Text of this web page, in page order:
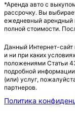
*Аренда авто с
рассрочку. Вы
ежедневный арендный
полной стоимости.
Данный Интернет-сайт
и ни при каких
положениями Статьи
подробной
(или) услуг,
партнеров.
Политика